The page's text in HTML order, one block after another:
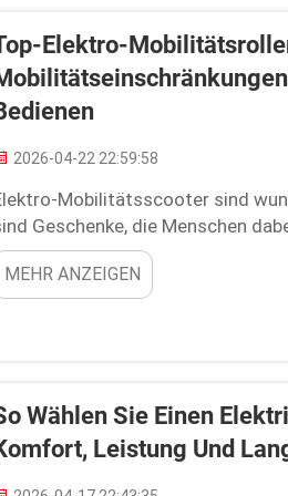
Elektro-
2026-04-22 22:59:58
Mobilitätsscooter sind
Geschenke, die Menschen
zu bewahren. Stellen
Nachbarschaft cruisen – der Wind
MEHR ANZEIGEN
Wählen Sie Einen
Leistung Und